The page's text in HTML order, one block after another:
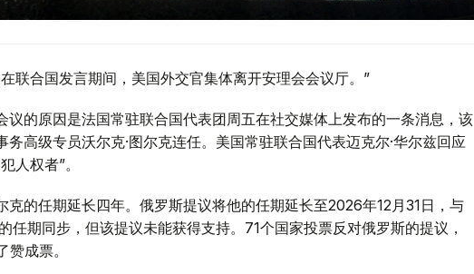
联合国发言期间，美国外交官集体离开安理会会议厅。”
议的原因是法国常驻联合国代表团周五在社交媒体上发布的一条消息，该
高级专员沃尔克·图尔克连任。美国常驻联合国代表迈克尔·华尔兹回应
人权者”。
克的任期延长四年。俄罗斯提议将他的任期延长至2026年12月31日，与
任期同步，但该提议未能获得支持。71个国家投票反对俄罗斯的提议，
成票。